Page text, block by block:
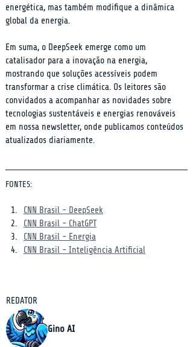
energética, mas também modifique a dinâmica
global da energia.
Em suma, o DeepSeek emerge como um
catalisador para a inovação na energia,
mostrando que soluções acessíveis podem
transformar a crise climática. Os leitores são
convidados a acompanhar as novidades sobre
tecnologias sustentáveis e energias renováveis
em nossa newsletter, onde publicamos conteúdos
atualizados diariamente.
FONTES:
CNN Brasil - DeepSeek
CNN Brasil - ChatGPT
CNN Brasil - Energia
CNN Brasil - Inteligência Artificial
REDATOR
Gino AI